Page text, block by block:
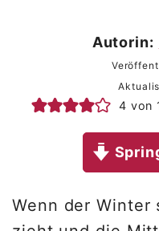
Autorin:
4 von
Wenn der